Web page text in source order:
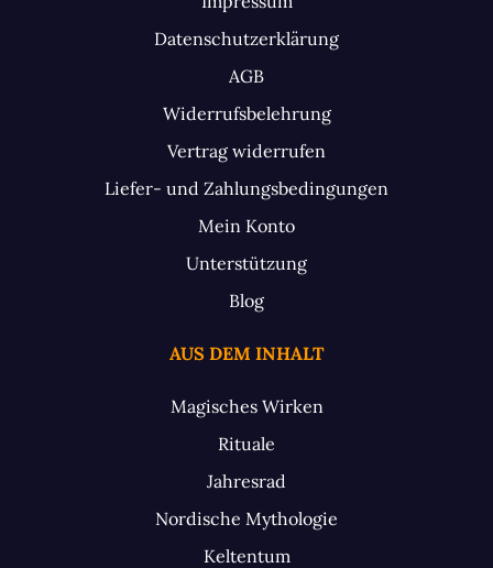
Datenschutzerklärung
AGB
Widerrufsbelehrung
Vertrag widerrufen
Liefer- und Zahlungsbedingungen
Mein Konto
Unterstützung
Blog
AUS DEM INHALT
Magisches Wirken
Rituale
Jahresrad
Nordische Mythologie
Keltentum